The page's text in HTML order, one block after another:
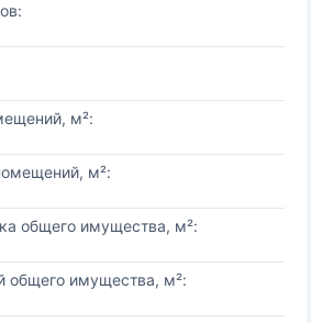
м²:
м²:
общего имущества, м²:
имущества, м²: